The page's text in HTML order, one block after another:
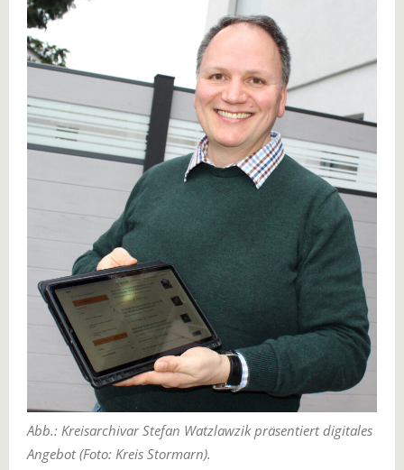
Abb.: Kreisarchivar Stefan Watzlawzik präsentiert digitales
Angebot (Foto: Kreis Stormarn).